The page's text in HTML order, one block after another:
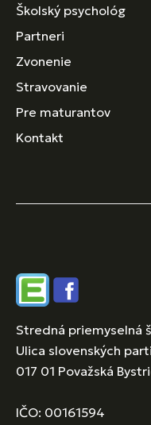
Školský psychológ
Partneri
Zvonenie
Stravovanie
Pre maturantov
Kontakt
EdupageFacebook
Stredná priemyselná
Ulica slovenských
017 01 Považská
IČO: 00161594